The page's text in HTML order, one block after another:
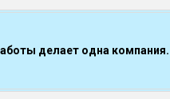
делает одна компания.